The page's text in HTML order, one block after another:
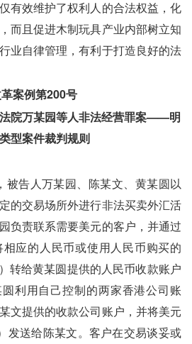
有效维护了权利人的合法权益，化
而且促进木制玩具产业内部树立知
业自律管理，有利于打造良好的法
案例第200号
院万某园等人非法经营罪案——明
型案件裁判规则
告人万某园、陈某文、黄某圆以
的交易场所外进行非法买卖外汇活
负责联系需要美元的客户，并通过
应的人民币或使用人民币购买的
转给黄某圆提供的人民币收款账户
利用自己控制的两家香港公司账
文提供的收款公司账户，并将美元
发送给陈某文。客户在交易谈妥或